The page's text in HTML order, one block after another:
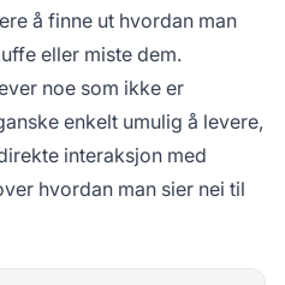
å finne ut hvordan man
eller miste dem.
noe som ikke er
enkelt umulig å levere,
interaksjon med
hvordan man sier nei til